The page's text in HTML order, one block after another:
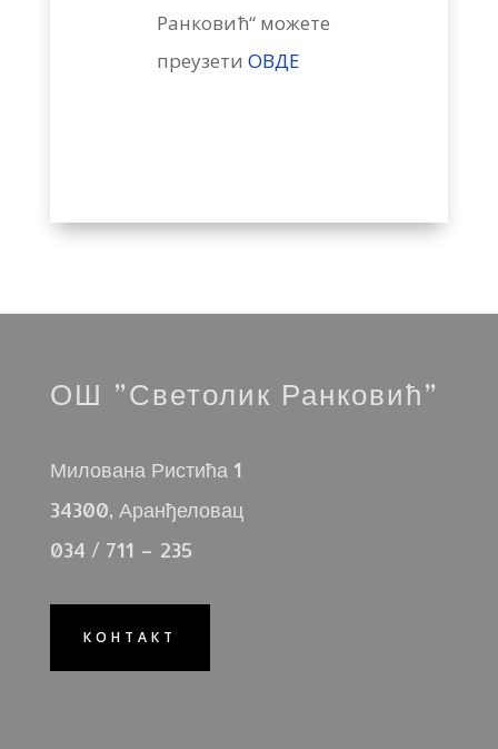
Ранковић“ можете
преузети ОВДЕ
ОШ ”Светолик Ранковић”
Милована Ристића 1
34300, Аранђеловац
034 / 711 – 235
КОНТАКТ